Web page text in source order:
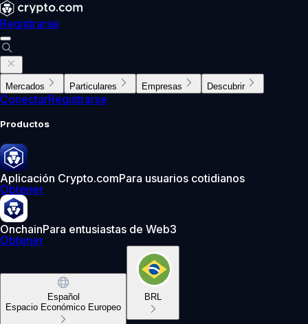
Registrarse
Mercados Particulares Empresas Descubrir
ConectarRegistrarse
Productos
Aplicación Crypto.comPara usuarios cotidianos
Obtener
OnchainPara entusiastas de Web3
Obtener
Español
Espacio Económico Europeo
BRL